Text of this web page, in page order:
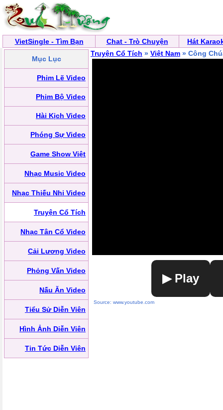
VietSingle - Tìm Bạn Chat - Trò Chuyện Hát
Mục Lục
Phim Lẽ Video
Phim Bộ Video
Hài Kịch Video
Phóng Sự Video
Game Show Việt
Nhạc Music Video
Nhạc Thiếu Nhi Video
Truyện Cổ Tích
Nhạc Tân Cổ Video
Cải Lương Video
Phỏng Vấn Video
Nấu Ăn Video
Tiểu Sử Diễn Viên
Hình Ảnh Diễn Viên
Tin Tức Diễn Viên
Truyện Cổ Tích » Việt Nam » Công
▶ Play
Source: www.youtube.com